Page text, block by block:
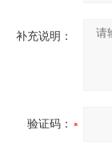
补充说明：
验证码：